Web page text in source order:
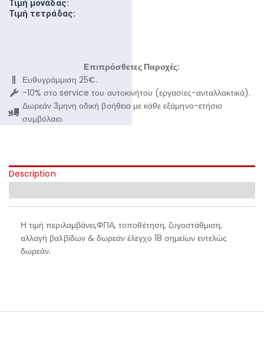
Τιμή μονάδας:
Τιμή τετράδας:
Επιπρόσθετες Παροχές:
Ευθυγράμμιση 25€.
-10% στο service του αυτοκινήτου (εργασίες-ανταλλακτικά).
Δωρεάν 3μηνη οδική βοήθεια με κάθε εξάμηνο-ετήσιο
συμβόλαιο.
Description
Η τιμή περιλαμβάνει,ΦΠΑ, τοποθέτηση, ζυγοστάθμιση,
αλλαγή βαλβίδων & δωρεάν έλεγχο 18 σημείων εντελώς
δωρεάν.